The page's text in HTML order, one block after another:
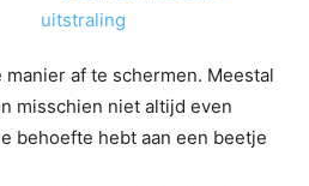
af te schermen. Meestal
misschien niet altijd even
behoefte hebt aan een beetje